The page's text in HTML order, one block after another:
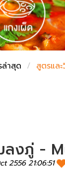
ล่าสุด สูตรและ
ลงภู่ -
2556 21:06:51